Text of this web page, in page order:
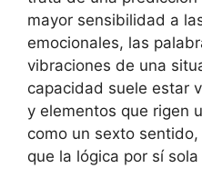
mayor sensibilidad a
emocionales, las
vibraciones de una
capacidad suele estar
y elementos que rigen
como un sexto
que la lógica por sí